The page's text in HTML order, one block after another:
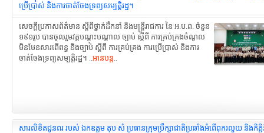
ប្រើប្រាស់ និងការចាត់ចែងទ្រព្យសម្បត្តិរដ្ឋ។
សេចក្តីប្រកាសព័ត៌មាន ស្តីពីថ្នាក់ដឹកនាំ និងមន្ត្រីរាជការ នៃ អ.ប.ព. ចំនួន
១៩១រូប បានចូលរួមវគ្គបណ្តុះបណ្តាល ច្បាប់ ស្តីពី ការគ្រប់គ្រងចំណូល
មិនមែនសារពើពន្ធ និងច្បាប់ ស្តីពី ការគ្រប់គ្រង ការប្រើប្រាស់ និងការ
ចាត់ចែងទ្រព្យសម្បត្តិរដ្ឋ។ ..អានបន្ត..
សារលិខិតជូនពរ របស់ ឯកឧត្តម តុប សំ ប្រធានក្រុមប្រឹក្សាជាតិប្រឆាំងអំពើពុករលួយ និងកិត្